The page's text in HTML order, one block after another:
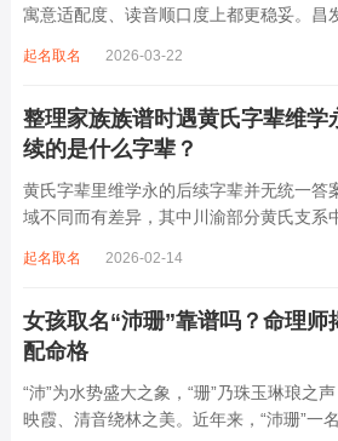
寓意适配度、读音顺口度上都更稳妥。昌
离叫名字时辨识度不高。昌字本义为兴盛
起名取名 2026-03-22
整理家族族谱时遇黄氏字辈维学
续的是什么字辈？
黄氏字辈里维学永的后续字辈并无统一答
域不同而有差异，其中川渝部分黄氏支系
某支系的续修字辈，在安岳、岳池一带的
起名取名 2026-02-14
女孩取名“沛珊”靠谱吗？命理师
配命格
“沛”为水势盛大之象，“珊”乃珠玉琳琅之
映霞、清音绕林之美。近年来，“沛珊”一